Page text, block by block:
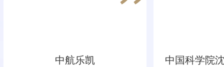
中航乐凯
中国科学院